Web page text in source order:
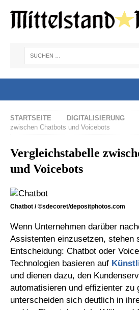
STARTSEITE DIGITALISIERUNG
zwischen Chatbots und Voicebots
Vergleichstabelle
und Voicebots
Chatbot / ©sdecoret/depositphotos.com
Wenn Unternehmen darüber
Assistenten einzusetzen, stehen
Entscheidung: Chatbot oder
Technologien basieren auf
und dienen dazu, den
automatisieren und effizienter zu
unterscheiden sich deutlich in